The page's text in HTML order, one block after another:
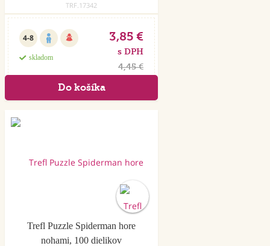
TRF.17342
4-8
skladom
3,85 €
s DPH
4,45 €
Trefl Puzzle Spiderman hore
nohami, 100 dielikov